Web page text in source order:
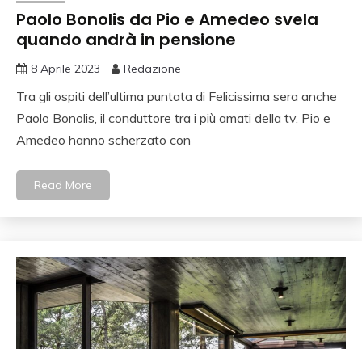
Paolo Bonolis da Pio e Amedeo svela
quando andrà in pensione
8 Aprile 2023 Redazione
Tra gli ospiti dell’ultima puntata di Felicissima sera anche
Paolo Bonolis, il conduttore tra i più amati della tv. Pio e
Amedeo hanno scherzato con
Read More